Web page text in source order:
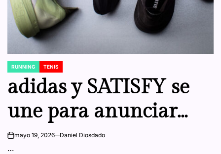
POSTED
RUNNING TENIS
adidas y SATISFY se
une para anunciar
una asociación
onmayo 19, 2026 Daniel Diosdado
…